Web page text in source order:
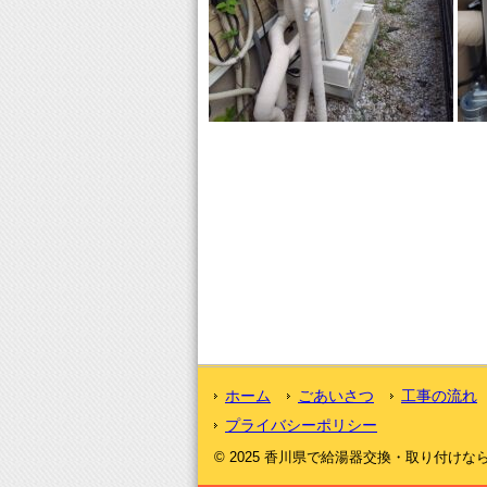
ホーム ごあいさつ
工事の流れ
プライバシーポリシー
© 2025 香川県で給湯器交換・取り付けな